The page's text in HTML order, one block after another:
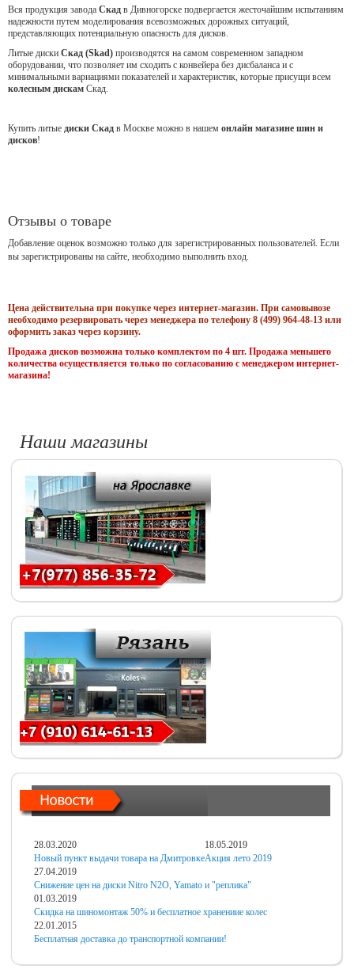
Вся продукция завода Скад в Дивногорске подвергается жесточайшим испытаниям
надежности путем моделирования всевозможных дорожных ситуаций,
представляющих потенциальную опасность для дисков.
Литые диски Скад (Skad) производятся на самом современном западном
оборудовании, что позволяет им сходить с конвейера без дисбаланса и с
минимальными вариациями показателей и характеристик, которые присущи всем
колесным дискам Скад.
Купить литые диски Скад в Москве можно в нашем онлайн магазине шин и
дисков!
Отзывы о товаре
Добавление оценок возможно только для зарегистрированных пользователей. Если
вы зарегистрированы на сайте, необходимо выполнить вход.
Цена действительна при покупке через интернет-магазин. При самовывозе
необходимо резервировать через менеджера по телефону 8 (499) 964-48-13 или
оформить заказ через корзину.
Продажа дисков возможна только комплектом по 4 шт. Продажа меньшего
количества осуществляется только по согласованию с менеджером интернет-
магазина!
Наши магазины
28.03.2020
Новый пункт выдачи товара на Дмитровке
18.05.2019
Акция лето 2019
27.04.2019
Снижение цен на диски Nitro N2O, Yamato и "реплика"
01.03.2019
Скидка на шиномонтаж 50% и бесплатное хранениие колес
22.01.2015
Бесплатная доставка до транспортной компании!